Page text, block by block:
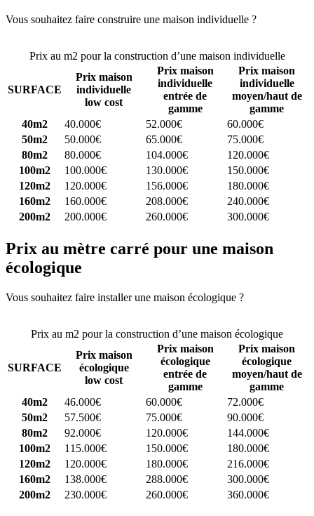
Vous souhaitez faire construire une maison individuelle ?
Prix au m2 pour la construction d’une maison individuelle
SURFACE
Prix maison
individuelle
low cost
Prix maison
individuelle
entrée de
gamme
Prix maison
individuelle
moyen/haut de
gamme
40m2
40.000€ 52.000€
60.000€
50m2
50.000€ 65.000€
75.000€
80m2
80.000€ 104.000€
120.000€
100m2
100.000€ 130.000€
150.000€
120m2
120.000€ 156.000€
180.000€
160m2
160.000€ 208.000€
240.000€
200m2
200.000€ 260.000€ 300.000€
Prix au mètre carré pour une maison
écologique
Vous souhaitez faire installer une maison écologique ?
Prix au m2 pour la construction d’une maison écologique
SURFACE
Prix maison
écologique
low cost
Prix maison
écologique
entrée de
gamme
Prix maison
écologique
moyen/haut de
gamme
40m2
46.000€ 60.000€
72.000€
50m2
57.500€ 75.000€
90.000€
80m2
92.000€ 120.000€
144.000€
100m2
115.000€ 150.000€
180.000€
120m2
120.000€ 180.000€
216.000€
160m2
138.000€ 288.000€
300.000€
200m2
230.000€ 260.000€ 360.000€